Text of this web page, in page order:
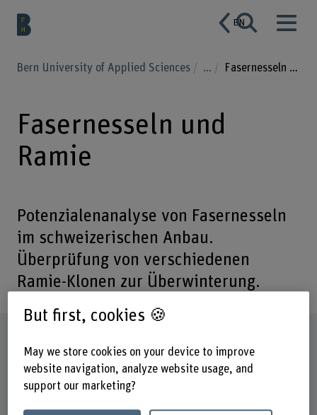
EN
Bern University of Applied Sciences ... Fasernesseln und Ramie
Fasernesseln und
Ramie
Potenzialenanalyse von Fasernesseln
im schweizerischen Anbau.
Überprüfung von verschiedenen
Ramie-Klonen zur Überwinterung.
Schools involved
School of Agricultural, Forest and Food Sciences
But first, cookies 🍪
May we store cookies on your device to improve
website navigation, analyze website usage, and
support our marketing?